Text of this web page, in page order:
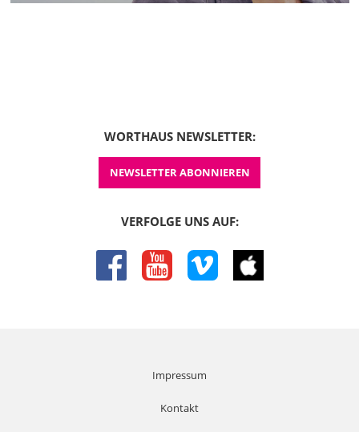
WORTHAUS NEWSLETTER:
NEWSLETTER ABONNIEREN
VERFOLGE UNS AUF:
facebook youtube vimeo itunes
Impressum
Kontakt